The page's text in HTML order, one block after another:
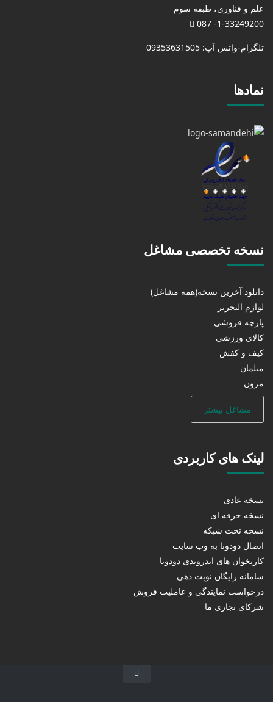
علم و فناوري، طبقه سوم
1-33249200- 087
تلگرام-واتس آپ: 09353631505
نمادها
نسخه تخصصی مشاغل
دانلود آخرین نسخه(همه مشاغل)
لوازم التحریر
پارچه فروشی
کالای ورزشی
کیف و کفش
مبلمان
مزون
مشاغل بیشتر
لینک های کاربردی
نسخه عادی
نسخه حرفه ای
نسخه تحت شبکه
اتصال دودوتا به وب سایت
کارتخوان های اندرویدی دودوتا
سامانه رایگان نوبت دهی
درخواست نمایندگی و عاملیت فروش
شرکای تجاری ما